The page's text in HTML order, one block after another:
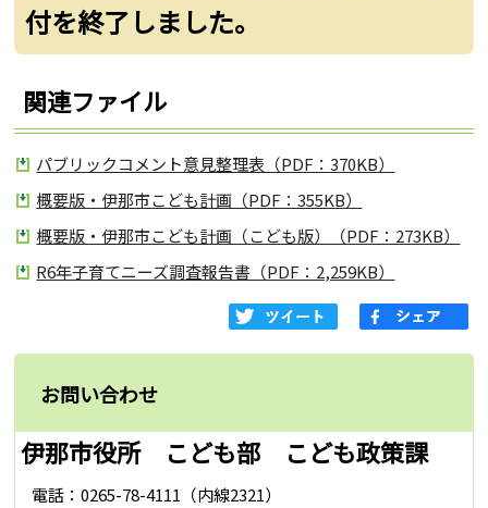
付を終了しました。
関連ファイル
パブリックコメント意見整理表（PDF：370KB）
概要版・伊那市こども計画（PDF：355KB）
概要版・伊那市こども計画（こども版）（PDF：273KB）
R6年子育てニーズ調査報告書（PDF：2,259KB）
お問い合わせ
伊那市役所 こども部 こども政策課
電話：0265-78-4111（内線2321）